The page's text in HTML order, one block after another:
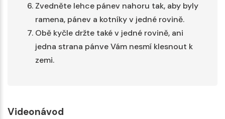
Zvedněte lehce pánev nahoru tak, aby byly
ramena, pánev a kotníky v jedné rovině.
Obě kyčle držte také v jedné rovině, ani
jedna strana pánve Vám nesmí klesnout k
zemi.
Videonávod